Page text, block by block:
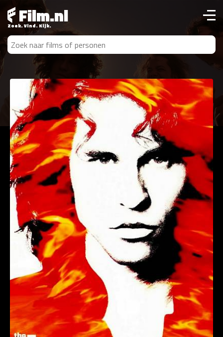
Film.nl
Zoek. Vind. Kijk.